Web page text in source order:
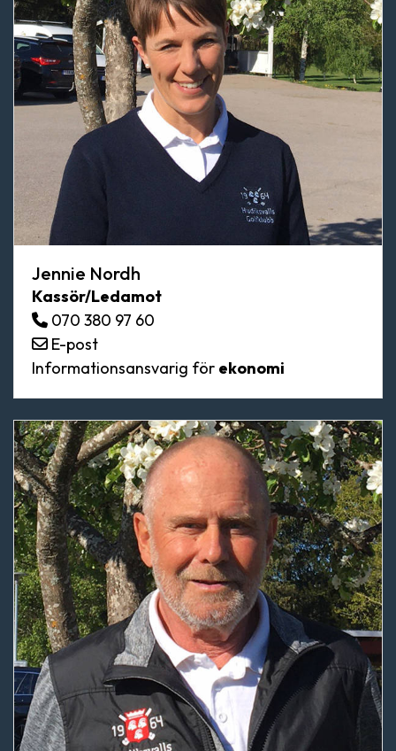
Jennie Nordh
Kassör/Ledamot
070 380 97 60
E-post
Informationsansvarig för ekonomi